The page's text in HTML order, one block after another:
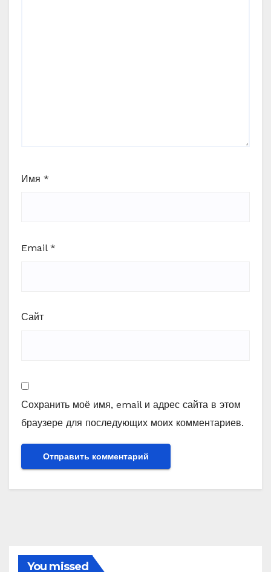
Имя *
Email *
Сайт
Сохранить моё имя, email и адрес сайта в этом
браузере для последующих моих комментариев.
You missed